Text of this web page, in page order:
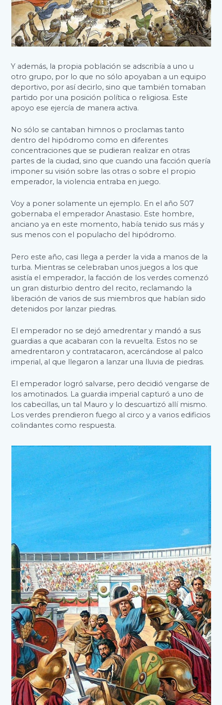
Y además, la propia población se adscribía a uno u
otro grupo, por lo que no sólo apoyaban a un equipo
deportivo, por así decirlo, sino que también tomaban
partido por una posición política o religiosa. Este
apoyo ese ejercía de manera activa.
No sólo se cantaban himnos o proclamas tanto
dentro del hipódromo como en diferentes
concentraciones que se pudieran realizar en otras
partes de la ciudad, sino que cuando una facción quería
imponer su visión sobre las otras o sobre el propio
emperador, la violencia entraba en juego.
Voy a poner solamente un ejemplo. En el año 507
gobernaba el emperador Anastasio. Este hombre,
anciano ya en este momento, había tenido sus más y
sus menos con el populacho del hipódromo.
Pero este año, casi llega a perder la vida a manos de la
turba. Mientras se celebraban unos juegos a los que
asistía el emperador, la facción de los verdes comenzó
un gran disturbio dentro del recito, reclamando la
liberación de varios de sus miembros que habían sido
detenidos por lanzar piedras.
El emperador no se dejó amedrentar y mandó a sus
guardias a que acabaran con la revuelta. Estos no se
amedrentaron y contratacaron, acercándose al palco
imperial, al que llegaron a lanzar una lluvia de piedras.
El emperador logró salvarse, pero decidió vengarse de
los amotinados. La guardia imperial capturó a uno de
los cabecillas, un tal Mauro y lo descuartizó allí mismo.
Los verdes prendieron fuego al circo y a varios edificios
colindantes como respuesta.